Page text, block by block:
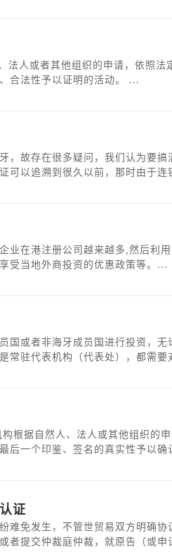
合法性予以证明的活动。 ...
，故存在很多疑问，我们认为要搞
可以追溯到很久以前，那时由于连
业在港注册公司越来越多,然后利
受当地外商投资的优惠政策等。...
国或者非海牙成员国进行投资，无
常驻代表机构（代表处），都需要
根据自然人、法人或其他组织的
一个印鉴、签名的真实性予以确
证
难免发生，不管世贸易双方明确协
者提交仲裁庭仲裁，就原告（或申